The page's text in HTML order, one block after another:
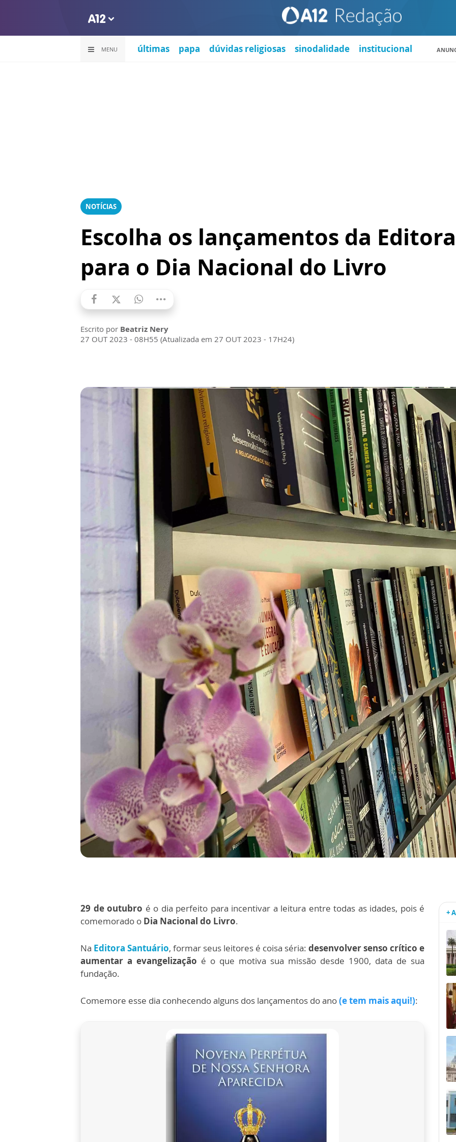
MENU últimas papa dúvidas religiosas sinodalidade institucional
NOTÍCIAS
Escolha os lançamentos da
para o Dia Nacional do Livro
Escrito por Beatriz Nery
27 OUT 2023 - 08H55 (Atualizada em 27 OUT 2023 - 17H24)
29 de outubro é o dia perfeito para incentivar a leitura entre todas as idades, pois é
comemorado o Dia Nacional do Livro.
Na Editora Santuário, formar seus leitores é coisa séria: desenvolver senso crítico e
aumentar a evangelização é o que motiva sua missão desde 1900, data de sua
fundação.
Comemore esse dia conhecendo alguns dos lançamentos do ano(e tem mais aqui!):
+